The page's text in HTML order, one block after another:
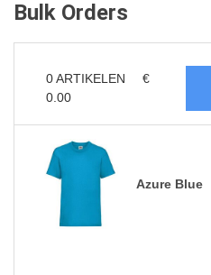
Bulk Orders
0ARTIKELEN
€
0.00
Azure Blue